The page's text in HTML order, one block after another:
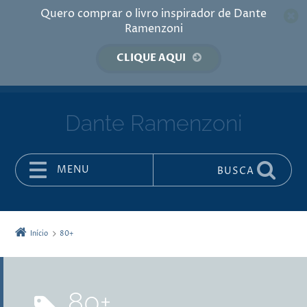
Quero comprar o livro inspirador de Dante
Ramenzoni
CLIQUE AQUI
Dante Ramenzoni
MENU BUSCA
Início 80+